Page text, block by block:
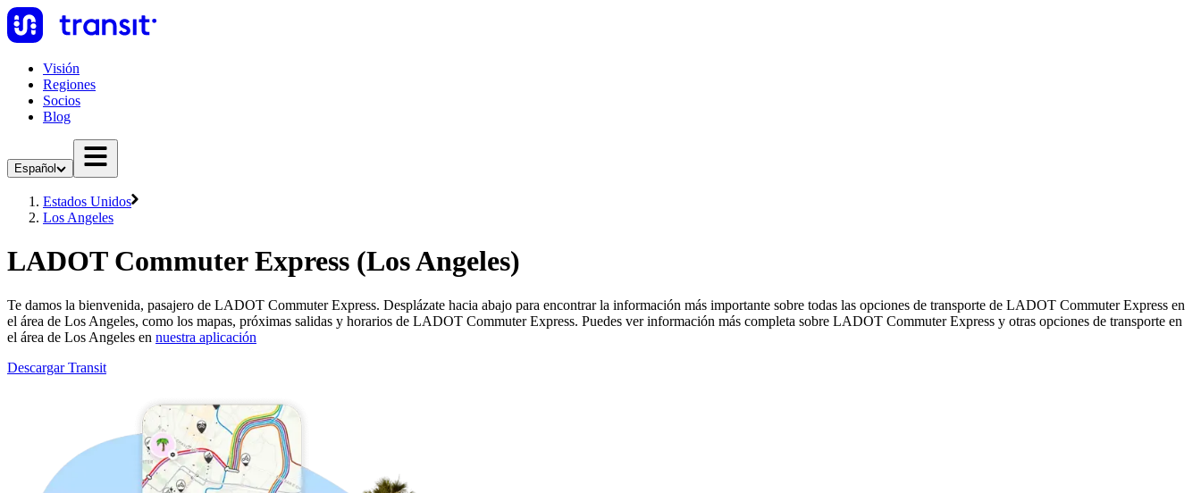
Visión
Regiones
Socios
Blog
Español
Estados Unidos
Los Angeles
LADOT Commuter Express (Los Angeles)
Te damos la bienvenida, pasajero de LADOT Commuter Express. Desplázate hacia abajo para encontrar la información más importante sobre todas las opciones de transporte de LADOT Commuter Express en
el área de Los Angeles, como los mapas, próximas salidas y horarios de LADOT Commuter Express. Puedes ver información más completa sobre LADOT Commuter Express y otras opciones de transporte en
el área de Los Angeles en nuestra aplicación
Descargar Transit